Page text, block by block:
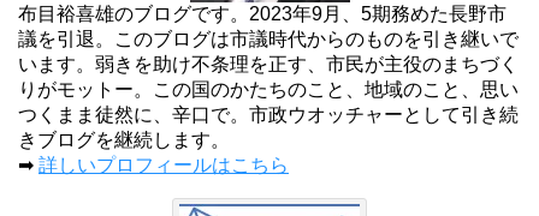
布目裕喜雄のブログです。2023年9月、5期務めた長野市
議を引退。このブログは市議時代からのものを引き継いで
います。弱きを助け不条理を正す、市民が主役のまちづく
りがモットー。この国のかたちのこと、地域のこと、思い
つくまま徒然に、辛口で。市政ウオッチャーとして引き続
きブログを継続します。
➡ 詳しいプロフィールはこちら